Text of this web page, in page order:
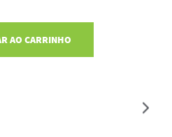
AO CARRINHO